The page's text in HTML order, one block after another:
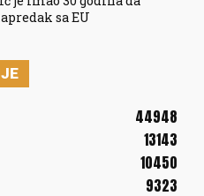
sa EU
44948
13143
10450
9323